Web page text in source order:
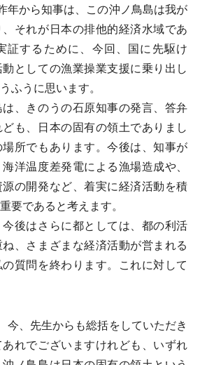
から知事は、この沖ノ鳥島は我が
それが日本の排他的経済水域であ
証するために、今回、国に先駆け
としての漁業操業支援に乗り出し
ふうに思います。
、きのうの石原知事の発言、答弁
も、日本の固有の領土でありまし
所でもあります。今後は、知事が
洋温度差発電による漁場造成や、
の開発など、着実に経済活動を積
要であると考えます。
後はさらに都としては、都の利活
、さまざまな経済活動が営まれる
質問を終わります。これに対して
、先生からも総括をしていただき
あれでございますけれども、いずれ